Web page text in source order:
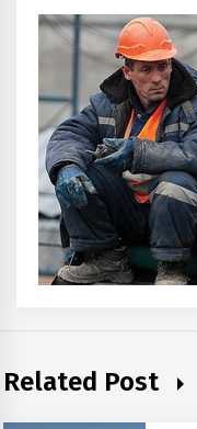
Related Post